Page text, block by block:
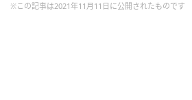
※この記事は2021年11月11日に公開されたものです